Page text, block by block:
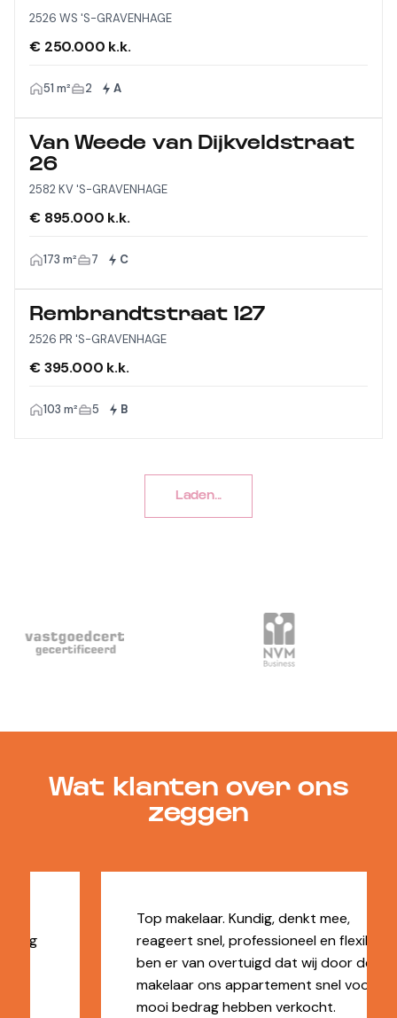
2526 WS 'S-GRAVENHAGE
€ 250.000 k.k.
51 m² 2 A
Van Weede van Dijkveldstraat
26
2582 KV 'S-GRAVENHAGE
€ 895.000 k.k.
173 m² 7 C
Rembrandtstraat 127
2526 PR 'S-GRAVENHAGE
€ 395.000 k.k.
103 m² 5 B
Laden...
Wat klanten over ons
zeggen
Top makelaar. Kundig, denkt mee,
reageert snel, professioneel en flexibel. Ik
ben er van overtuigd dat wij door de
makelaar ons appartement snel voor een
mooi bedrag hebben verkocht.